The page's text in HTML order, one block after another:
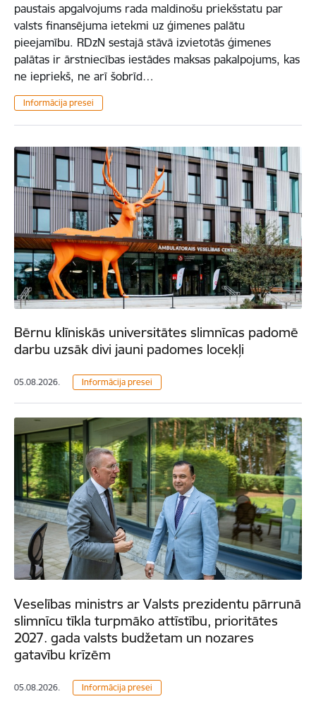
paustais apgalvojums rada maldinošu priekšstatu par
valsts finansējuma ietekmi uz ģimenes palātu
pieejamību. RDzN sestajā stāvā izvietotās ģimenes
palātas ir ārstniecības iestādes maksas pakalpojums, kas
ne iepriekš, ne arī šobrīd…
Informācija presei
Bērnu klīniskās universitātes slimnīcas padomē
darbu uzsāk divi jauni padomes locekļi
05.08.2026. Informācija presei
Veselības ministrs ar Valsts prezidentu pārrunā
slimnīcu tīkla turpmāko attīstību, prioritātes
2027. gada valsts budžetam un nozares
gatavību krīzēm
05.08.2026. Informācija presei